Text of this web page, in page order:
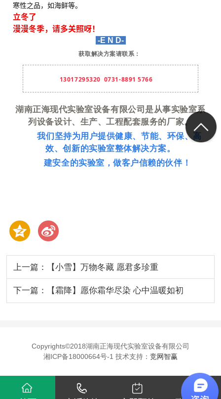
寒性之品，如海鲜等。
立冬了
漫漫冬季，请多关照呀！
-E N D-
获取解决方案请联系：
13017295320 0731-8891 5766
湖南正海现代实验室设备有限公司是从事实验室系
列设备设计、生产、工程配套服务的厂家。
我们坚持为用户提供健康、节能、环保、高
效、创新的实验室整体解决方案。
建安全的实验室，做客户信赖的伙伴！
上一篇：【小雪】万物冬藏 愿君多珍重
下一篇：【霜降】愿你霜华尽染 心中温暖如初
Copyrights©2018湖南正海现代实验室设备有限公司
湘ICP备18000664号-1 技术支持： 竞网智赢